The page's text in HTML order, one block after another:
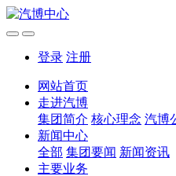
登录 注册
网站首页
走进汽博
集团简介 核心理念 汽博
新闻中心
全部 集团要闻 新闻资讯
主要业务